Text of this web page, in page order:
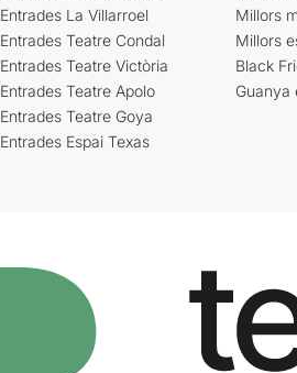
Entrades La Villarroel
Entrades Teatre Condal
Entrades Teatre Victòria
Entrades Teatre Apolo
Entrades Teatre Goya
Entrades Espai Texas
Millors
Millors
Black
Guanya